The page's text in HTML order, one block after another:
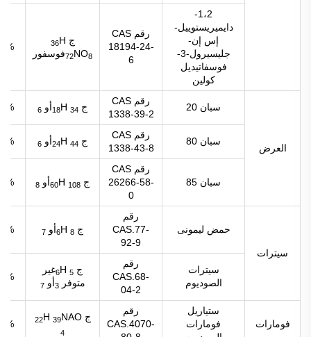
1،2-
دايميريستوييل-
إس إن-
جليسيرول-3-
فوسفاتيديل
كولين
رقم CAS
18194-24-
6
ج 36H
72NO8 فوسفور
العرض
سبان 20
رقم CAS
1338-39-2
ج 18H 34 أو 6
سبان 80
رقم CAS
1338-43-8
ج 24H 44 أو 6
سبان 85
رقم CAS
26266-58-
0
ج 60H 108 أو 8
سيترات
حمض ليمونى
رقم
CAS.77-
92-9
ج 6H 8 أو 7
سيترات
الصوديوم
رقم
CAS.68-
04-2
ج 6H 5
غير
متوفر3أو7
فومارات
ستياريل
فومارات
رقم
CAS.4070-
ج 22H 39NAO
4